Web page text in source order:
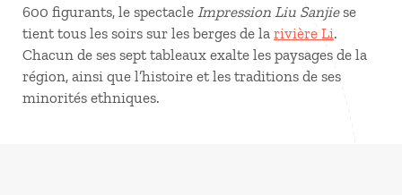
600 figurants, le spectacle Impression Liu Sanjiese
tient tous les soirs sur les berges de la rivière Li.
Chacun de ses sept tableaux exalte les paysages de la
région, ainsi que l’histoire et les traditions de ses
minorités ethniques.